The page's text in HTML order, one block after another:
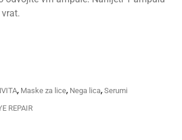
, Maske za lice, Nega lica, Serumi
REPAIR